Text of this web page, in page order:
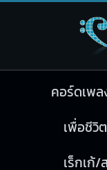
คอร์ดเพล
เพื่อชีวิต
เร็กเก้/